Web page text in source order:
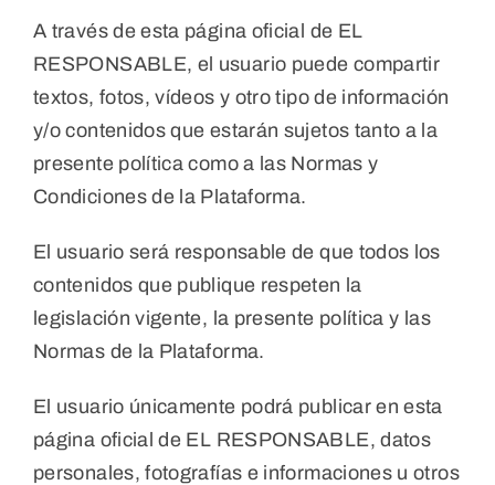
A través de esta página oficial de EL
RESPONSABLE, el usuario puede compartir
textos, fotos, vídeos y otro tipo de información
y/o contenidos que estarán sujetos tanto a la
presente política como a las Normas y
Condiciones de la Plataforma.
El usuario será responsable de que todos los
contenidos que publique respeten la
legislación vigente, la presente política y las
Normas de la Plataforma.
El usuario únicamente podrá publicar en esta
página oficial de EL RESPONSABLE, datos
personales, fotografías e informaciones u otros